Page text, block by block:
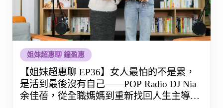
姐妹超惠聊 鐘盈惠
【姐妹超惠聊 EP36】女人最怕的不是累，
是活到最後沒有自己——POP Radio DJ Nia
余佳蓓，從全職媽媽到重新找回人生主導權